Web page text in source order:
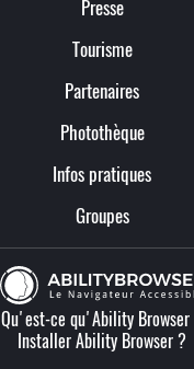
Presse
Tourisme
Partenaires
Photothèque
Infos pratiques
Groupes
Qu'est-ce qu'Ability Browser
Installer Ability Browser ?